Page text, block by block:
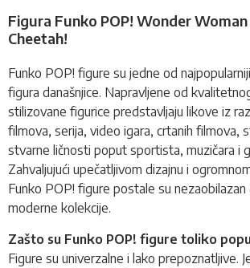
Figura Funko POP! Wonder
Cheetah!
Funko POP! figure su jedne od
figura današnjice. Napravljene od
stilizovane figurice predstavljaju likove iz
filmova, serija, video igara, crtanih filmova,
stvarne ličnosti poput sportista, muzičara i
Zahvaljujući upečatljivom dizajnu i
Funko POP! figure postale su nezaobilazan
moderne kolekcije.
Zašto su Funko POP! figure toliko
Figure su univerzalne i lako prepoznatljive.